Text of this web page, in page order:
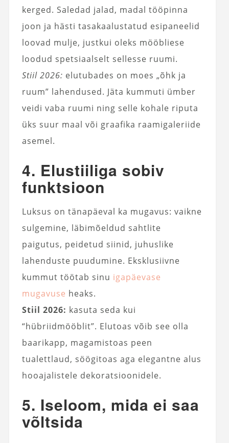
kerged. Saledad jalad, madal tööpinna
joon ja hästi tasakaalustatud esipaneelid
loovad mulje, justkui oleks mööbliese
loodud spetsiaalselt sellesse ruumi.
Stiil 2026: elutubades on moes „õhk ja
ruum” lahendused. Jäta kummuti ümber
veidi vaba ruumi ning selle kohale riputa
üks suur maal või graafika raamigaleriide
asemel.
4. Elustiiliga sobiv
funktsioon
Luksus on tänapäeval ka mugavus: vaikne
sulgemine, läbimõeldud sahtlite
paigutus, peidetud siinid, juhuslike
lahenduste puudumine. Eksklusiivne
kummut töötab sinu igapäevase
mugavuse heaks.
Stiil 2026: kasuta seda kui
“hübriidmööblit”. Elutoas võib see olla
baarikapp, magamistoas peen
tualettlaud, söögitoas aga elegantne alus
hooajalistele dekoratsioonidele.
5. Iseloom, mida ei saa
võltsida